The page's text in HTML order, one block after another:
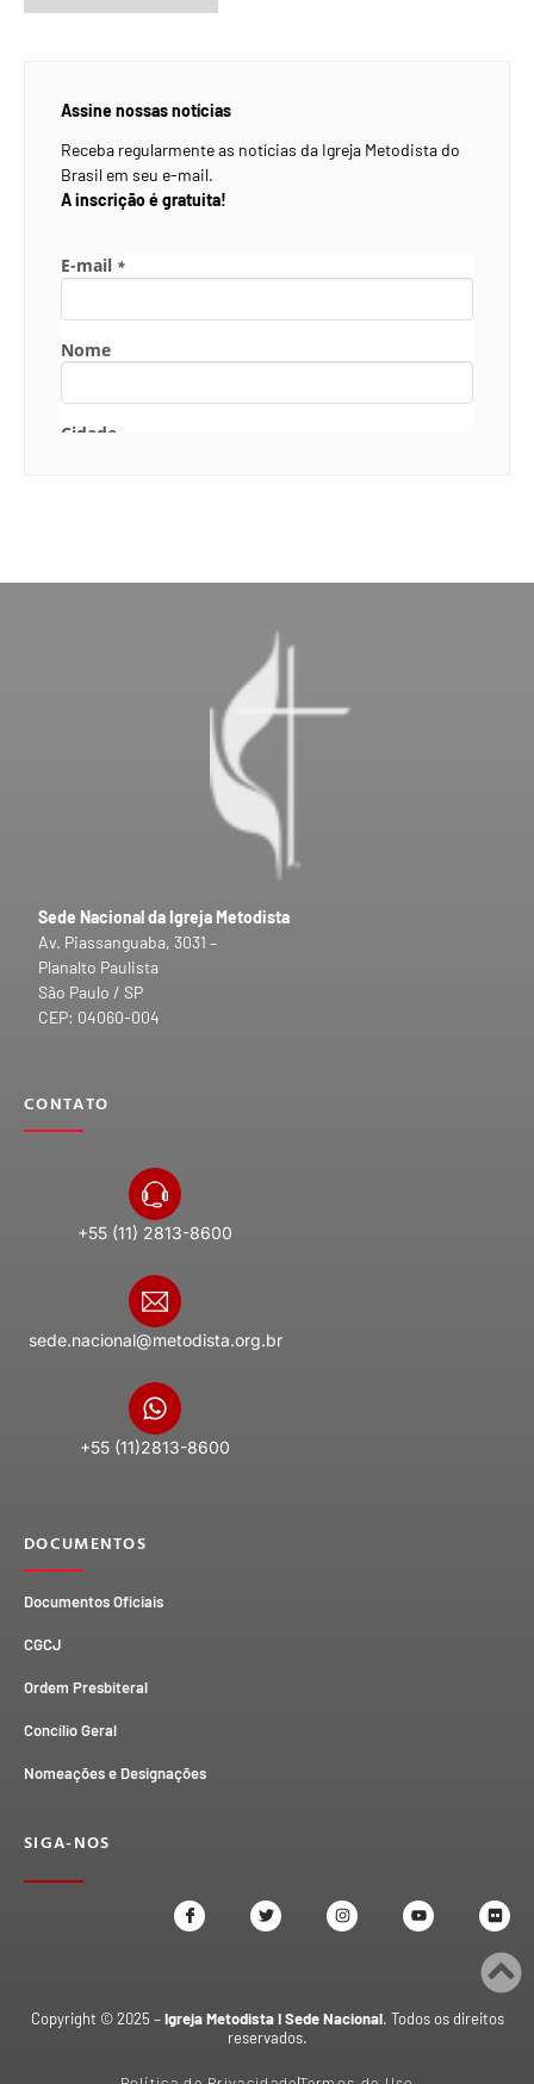
Assine nossas notícias
Receba regularmente as notícias da Igreja Metodista do
Brasil em seu e-mail.
A inscrição é gratuita!
Sede Nacional da Igreja Metodista
Av. Piassanguaba, 3031 –
Planalto Paulista
São Paulo / SP
CEP: 04060-004
CONTATO
+55 (11) 2813-8600
sede.nacional@metodista.org.br
+55 (11)2813-8600
DOCUMENTOS
Documentos Oficiais
CGCJ
Ordem Presbiteral
Concílio Geral
Nomeações e Designações
SIGA-NOS
Copyright © 2025 –Igreja Metodista I Sede Nacional. Todos os direitos
reservados.